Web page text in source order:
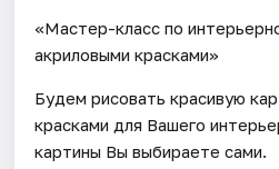
«Мастер-класс по
акриловыми красками»
Будем рисовать красивую
красками для Вашего
картины Вы выбираете сами.